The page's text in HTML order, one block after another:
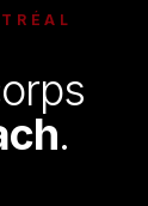
.